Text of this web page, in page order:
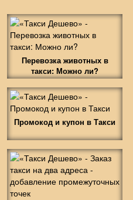
Перевозка животных в
такси: Можно ли?
Промокод и купон в Такси